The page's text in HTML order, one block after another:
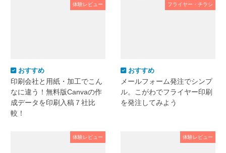
体験レビュー
おすすめ
印刷会社と用紙・加工でこん
なに違う！無料版Canvaの作
成データを印刷入稿７社比
較！
フライヤー・チラシ
おすすめ
メールフォーム発注でシンプ
ル。こがわでフライヤー印刷
を発注してみよう
体験レビュー 体験レビュー